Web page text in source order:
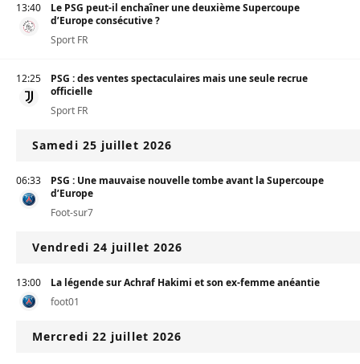
13:40
Le PSG peut-il enchaîner une deuxième Supercoupe
d’Europe consécutive ?
Sport FR
12:25
PSG : des ventes spectaculaires mais une seule recrue
officielle
Sport FR
Samedi 25 juillet 2026
06:33
PSG : Une mauvaise nouvelle tombe avant la Supercoupe
d’Europe
Foot-sur7
Vendredi 24 juillet 2026
13:00
La légende sur Achraf Hakimi et son ex-femme anéantie
foot01
Mercredi 22 juillet 2026